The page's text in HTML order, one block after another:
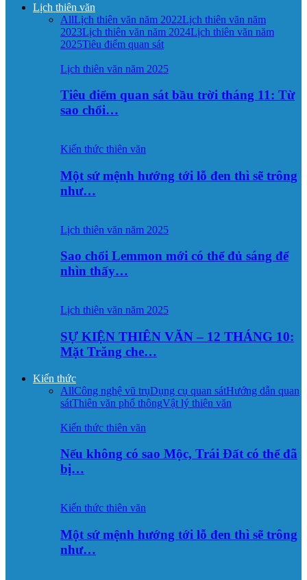
Lịch thiên văn
AllLịch thiên văn năm 2022Lịch thiên văn năm
2023Lịch thiên văn năm 2024Lịch thiên văn năm
2025Tiêu điểm quan sát
Lịch thiên văn năm 2025
Tiêu điểm quan sát bầu trời tháng 11: Từ
sao chổi…
Kiến thức thiên văn
Một sứ mệnh hướng tới lỗ đen thì sẽ trông
như…
Lịch thiên văn năm 2025
Sao chổi Lemmon mới có thể đủ sáng để
nhìn thấy…
Lịch thiên văn năm 2025
SỰ KIỆN THIÊN VĂN – 12 THÁNG 10:
Mặt Trăng che…
Kiến thức
AllCông nghệ vũ trụDụng cụ quan sátHướng dẫn quan
sátThiên văn phổ thôngVật lý thiên văn
Kiến thức thiên văn
Nếu không có sao Mộc, Trái Đất có thể đã
bị…
Kiến thức thiên văn
Một sứ mệnh hướng tới lỗ đen thì sẽ trông
như…